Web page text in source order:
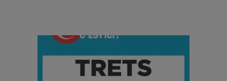
Lire l'article